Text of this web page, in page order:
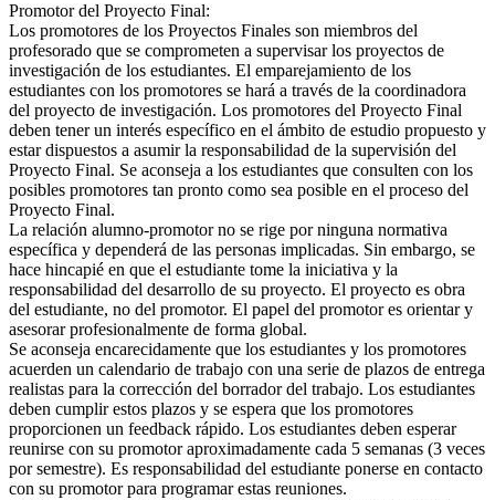
Promotor del Proyecto Final:
Los promotores de los Proyectos Finales son miembros del
profesorado que se comprometen a supervisar los proyectos de
investigación de los estudiantes. El emparejamiento de los
estudiantes con los promotores se hará a través de la coordinadora
del proyecto de investigación. Los promotores del Proyecto Final
deben tener un interés específico en el ámbito de estudio propuesto y
estar dispuestos a asumir la responsabilidad de la supervisión del
Proyecto Final. Se aconseja a los estudiantes que consulten con los
posibles promotores tan pronto como sea posible en el proceso del
Proyecto Final.
La relación alumno-promotor no se rige por ninguna normativa
específica y dependerá de las personas implicadas. Sin embargo, se
hace hincapié en que el estudiante tome la iniciativa y la
responsabilidad del desarrollo de su proyecto. El proyecto es obra
del estudiante, no del promotor. El papel del promotor es orientar y
asesorar profesionalmente de forma global.
Se aconseja encarecidamente que los estudiantes y los promotores
acuerden un calendario de trabajo con una serie de plazos de entrega
realistas para la corrección del borrador del trabajo. Los estudiantes
deben cumplir estos plazos y se espera que los promotores
proporcionen un feedback rápido. Los estudiantes deben esperar
reunirse con su promotor aproximadamente cada 5 semanas (3 veces
por semestre). Es responsabilidad del estudiante ponerse en contacto
con su promotor para programar estas reuniones.